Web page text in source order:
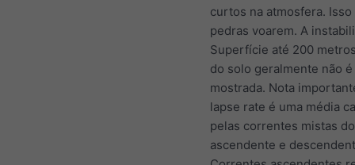
curtos na atmosfera. Isso
pedras voarem. A
Superfície até 200
do solo geralmente não é
mostrada. Nota
lapse rate é uma média
pelas correntes mistas
ascendente e